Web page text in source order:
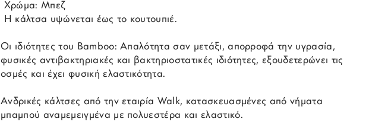
 Χρώμα: Μπεζ
 Η κάλτσα υψώνεται έως το κουτουπιέ.
Οι ιδιότητες του Bamboo: Απαλότητα σαν μετάξι, απορροφά την υγρασία,
φυσικές αντιβακτηριακές και βακτηριοστατικές ιδιότητες, εξουδετερώνει τις
οσμές και έχει φυσική ελαστικότητα.
Ανδρικές κάλτσες από την εταιρία Walk, κατασκευασμένες από νήματα
μπαμπού αναμεμειγμένα με πολυεστέρα και ελαστικό.